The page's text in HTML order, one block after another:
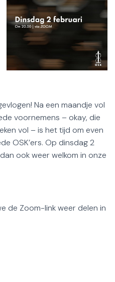
Na een maandje vol
voornemens – okay, die
vol – is het tijd om even
OSK’ers. Op dinsdag 2
ook weer welkom in onze
de Zoom-link weer delen in